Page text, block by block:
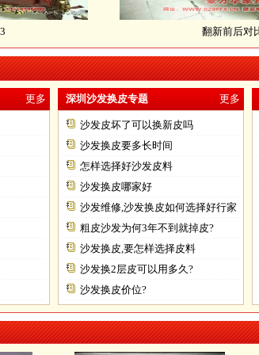
翻新前后对比14
更多 深圳沙发换皮专题 更多
沙发皮坏了可以换新皮吗
沙发换皮要多长时间
怎样选择好沙发皮料
沙发换皮哪家好
沙发维修,沙发换皮如何选择好行家
粗皮沙发为何3年不到就掉皮?
沙发换皮,要怎样选择皮料
沙发换2层皮可以用多久?
沙发换皮价位?